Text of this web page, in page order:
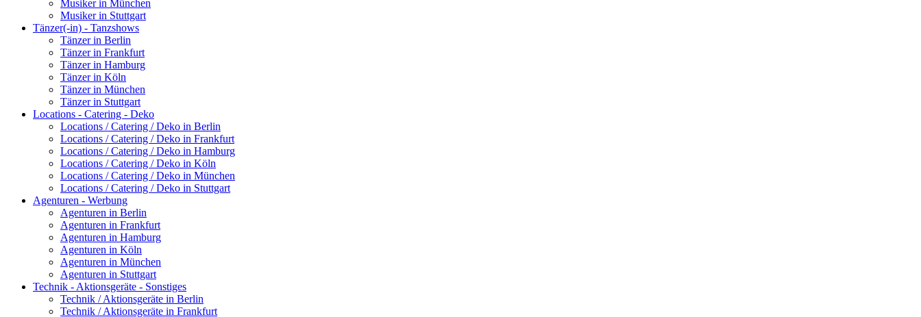
Musiker in München
Musiker in Stuttgart
Tänzer(-in) - Tanzshows
Tänzer in Berlin
Tänzer in Frankfurt
Tänzer in Hamburg
Tänzer in Köln
Tänzer in München
Tänzer in Stuttgart
Locations - Catering - Deko
Locations / Catering / Deko in Berlin
Locations / Catering / Deko in Frankfurt
Locations / Catering / Deko in Hamburg
Locations / Catering / Deko in Köln
Locations / Catering / Deko in München
Locations / Catering / Deko in Stuttgart
Agenturen - Werbung
Agenturen in Berlin
Agenturen in Frankfurt
Agenturen in Hamburg
Agenturen in Köln
Agenturen in München
Agenturen in Stuttgart
Technik - Aktionsgeräte - Sonstiges
Technik / Aktionsgeräte in Berlin
Technik / Aktionsgeräte in Frankfurt